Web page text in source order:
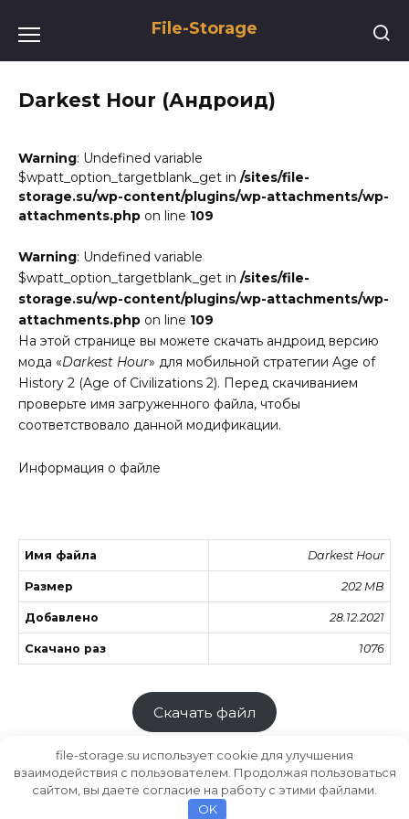
содержанию
File-Storage
Darkest Hour (Андроид)
Warning: Undefined variable
$wpatt_option_targetblank_get in /sites/file-
storage.su/wp-content/plugins/wp-attachments/wp-
attachments.php on line 109
Warning: Undefined variable
$wpatt_option_targetblank_get in /sites/file-
storage.su/wp-content/plugins/wp-attachments/wp-
attachments.php on line 109
На этой странице вы можете скачать андроид версию
мода «Darkest Hour» для мобильной стратегии Age of
History 2 (Age of Civilizations 2). Перед скачиванием
проверьте имя загруженного файла, чтобы
соответствовало данной модификации.
Информация о файле
Имя файла Darkest Hour
Размер 202 MB
Добавлено 28.12.2021
Скачано раз 1076
Скачать файл
Хранилище файлов
file-storage.su использует cookie для улучшения
взаимодействия с пользователем. Продолжая пользоваться
сайтом, вы даете согласие на работу с этими файлами.
OK